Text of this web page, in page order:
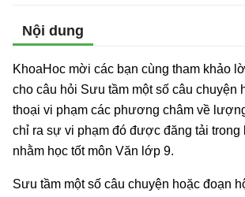
Nội dung
KhoaHoc mời các bạn cùng tham khảo
cho câu hỏi Sưu tầm một số câu chuyện
thoại vi phạm các phương châm về
chỉ ra sự vi phạm đó được đăng tải
nhằm học tốt môn Văn lớp 9.
Sưu tầm một số câu chuyện hoặc đoạn